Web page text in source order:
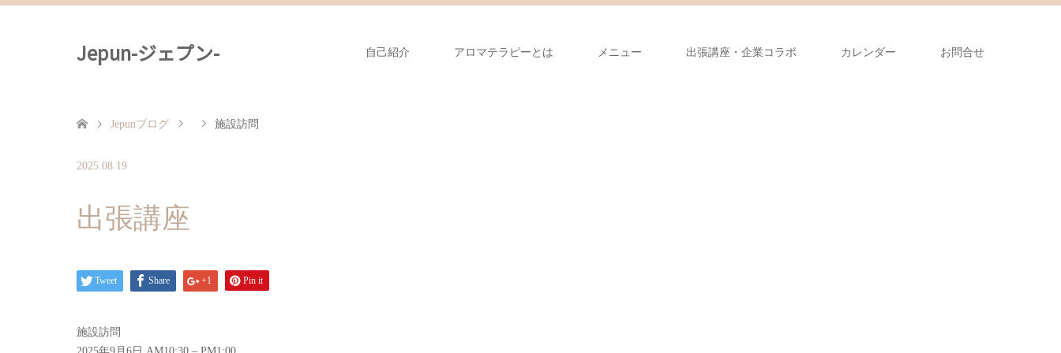
Jepun-ジェプン- 自己紹介 アロマテラピーとは メニュー 出張講座・企業コラボ カレンダー お問合せ
Jepunブログ 施設訪問
2025.08.19
出張講座
Tweet Share +1 Pin it
施設訪問